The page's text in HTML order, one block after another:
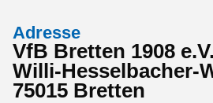
Adresse
VfB Bretten 1908 e.V.
Willi-Hesselbacher-
75015 Bretten